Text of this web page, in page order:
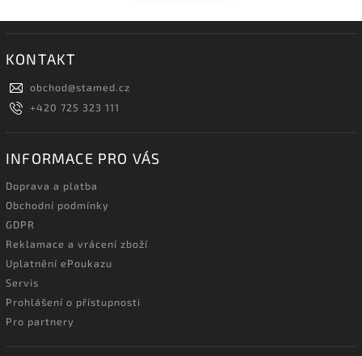
KONTAKT
obchod@stamed.cz
+420 725 323 111
INFORMACE PRO VÁS
Doprava a platba
Obchodní podmínky
GDPR
Reklamace a vrácení zboží
Uplatnění ePoukazu
Servis
Prohlášení o přístupnosti
Pro partnery